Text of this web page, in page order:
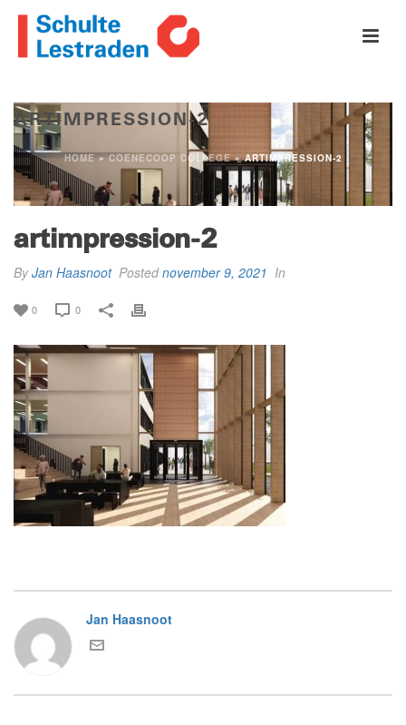
ARTIMPRESSION-2
HOME»COENECOOP COLLEGE»ARTIMPRESSION-2
artimpression-2
ByJan Haasnoot Postednovember 9, 2021 In
0 0
Jan Haasnoot